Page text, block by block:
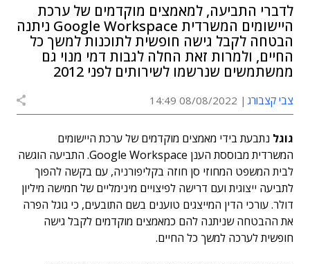
לדברי התביעה, למאמצים מוקדמים של ערכת
היישומים המשרדית Google Workspace ניתנה
הבטחה לקבל גישה חופשית לתוכנות למשך כל
החיים, ולמרות זאת החלה לגבות דמי מנוי גם
ממשתמשים שנרשמו לשירותים לפני 2012
צבי קצבורג 08/08/2022 14:49
גוגל נתבעת בידי מאמצים מוקדמים של ערכת היישומים
המשרדית מבוססת הענן Google Workspace. התביעה הוגשה
לבית המשפט המחוזי סן חוזה בקליפורניה, עם בקשה להפוך
לתביעה ייצוגית ועם דרישה לפיצויים מינימליים של חמישה מיליון
דולר. עורכי הדין המייצגים טוענים בשם התובעים, כי גוגל הפרה
את ההבטחה שניתנה להם כמאמצים מוקדמים לקבל גישה
חופשית לערכה למשך כל החיים.